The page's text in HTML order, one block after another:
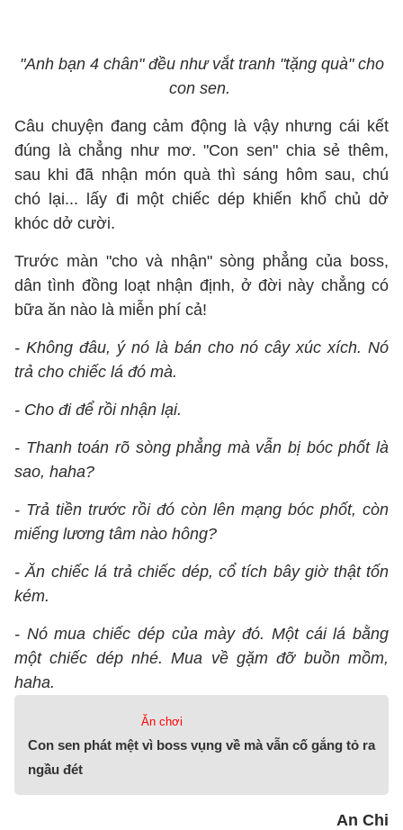
"Anh bạn 4 chân" đều như vắt tranh "tặng quà" cho
con sen.
Câu chuyện đang cảm động là vậy nhưng cái kết
đúng là chẳng như mơ. "Con sen" chia sẻ thêm,
sau khi đã nhận món quà thì sáng hôm sau, chú
chó lại... lấy đi một chiếc dép khiến khổ chủ dở
khóc dở cười.
Trước màn "cho và nhận" sòng phẳng của boss,
dân tình đồng loạt nhận định, ở đời này chẳng có
bữa ăn nào là miễn phí cả!
- Không đâu, ý nó là bán cho nó cây xúc xích. Nó
trả cho chiếc lá đó mà.
- Cho đi để rồi nhận lại.
- Thanh toán rõ sòng phẳng mà vẫn bị bóc phốt là
sao, haha?
- Trả tiền trước rồi đó còn lên mạng bóc phốt, còn
miếng lương tâm nào hông?
- Ăn chiếc lá trả chiếc dép, cổ tích bây giờ thật tốn
kém.
- Nó mua chiếc dép của mày đó. Một cái lá bằng
một chiếc dép nhé. Mua về gặm đỡ buồn mồm,
haha.
Ăn chơi
Con sen phát mệt vì boss vụng về mà vẫn cố gắng tỏ ra
ngầu đét
An Chi